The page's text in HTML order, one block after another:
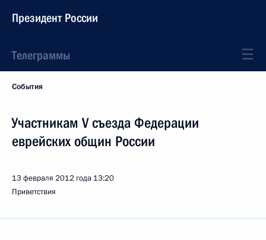
Президент России
Телеграммы
События
Участникам V съезда Федерации
еврейских общин России
13 февраля 2012 года 13:20
Приветствия